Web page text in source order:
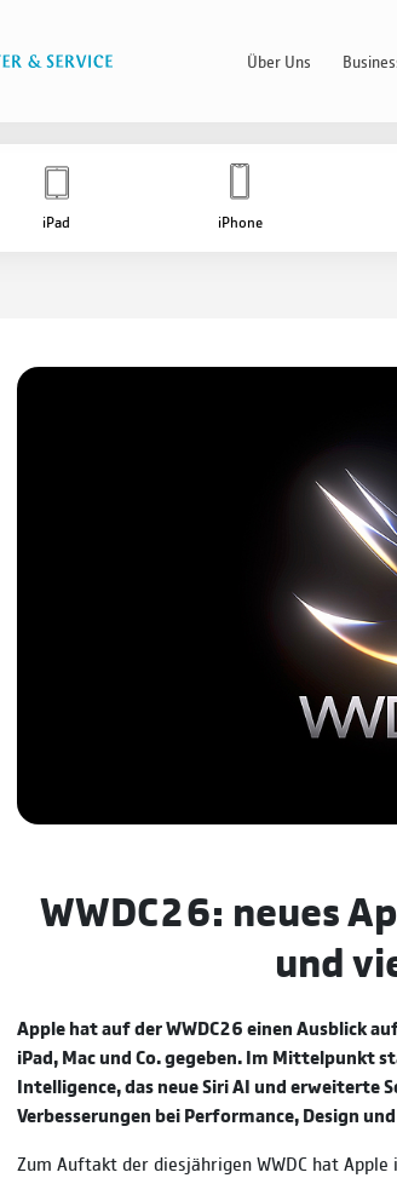
Über Uns
iPad iPhone
WWDC26: neues
und
Apple hat auf der WWDC26 einen Ausblick
iPad, Mac und Co. gegeben. Im Mittelpunkt
Intelligence, das neue Siri AI und erweiterte
Verbesserungen bei Performance, Design
Zum Auftakt der diesjährigen WWDC hat